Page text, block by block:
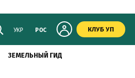
УКР РОС КЛУБ УП
ЗЕМЕЛЬНЫЙ ГИД